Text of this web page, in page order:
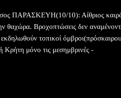
ΠΑΡΑΣΚΕΥΗ(10/10): Αίθριος
θαχώρα. Βροχοπτώσεις δεν
τοπικοί όμβροι(πρόσκαιρου
Κρήτη μόνο τις μεσημβρινές -